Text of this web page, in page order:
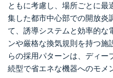
ともに考慮し、場所ごとに最
集した都市中心部での開放炎
て、誘導システムと効率的な
ンや厳格な換気規則を持つ施
らの採用パターンは、ディー
続型で省エネな機器へのモメ